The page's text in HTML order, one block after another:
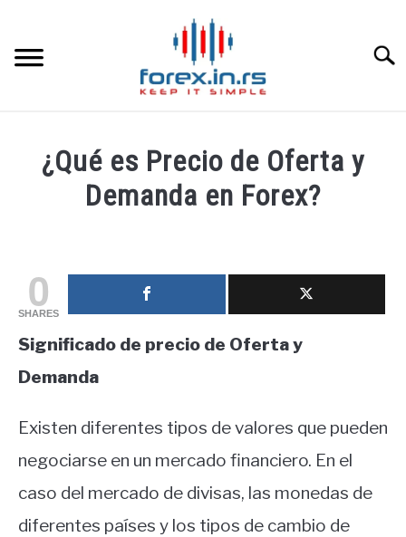
content
HOME ESPAÑOLA
LA INVERSIÓN
PAMM
¿Qué es Precio de Oferta y
Demanda en Forex?
in
financiera
0
SHARES
Significado de precio de Oferta y
Demanda
Existen diferentes tipos de valores que pueden
negociarse en un mercado financiero. En el
caso del mercado de divisas, las monedas de
diferentes países y los tipos de cambio de